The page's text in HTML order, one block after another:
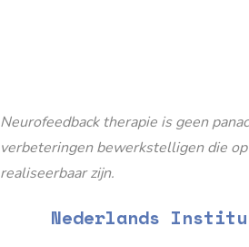
Neurofeedback therapie is geen
verbeteringen bewerkstelligen die
realiseerbaar zijn.
Nederlands